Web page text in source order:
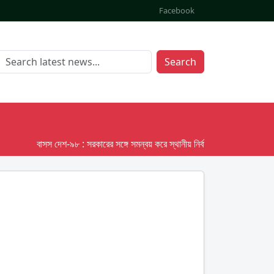
Facebook
Search
বাসস দেশ-৯৮ : সরকারের সঙ্গে সমন্বয় করে স্থানীয় নির্বাচনের তফসিল দেবে